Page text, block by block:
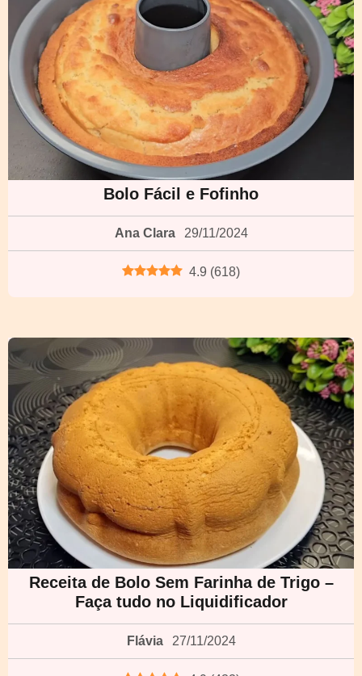
Bolo Fácil e Fofinho
Ana Clara 29/11/2024
4.9 (618)
Receita de Bolo Sem Farinha de Trigo –
Faça tudo no Liquidificador
Flávia 27/11/2024